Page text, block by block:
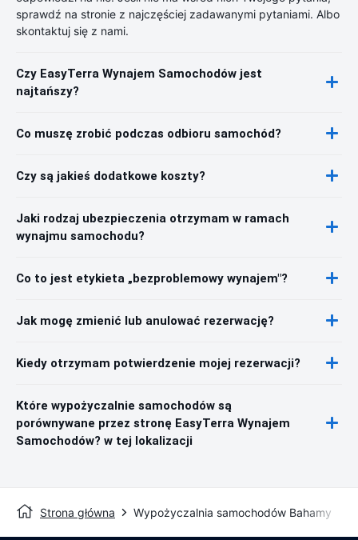
sprawdź na stronie z najczęściej zadawanymi pytaniami. Albo
skontaktuj się z nami.
Czy EasyTerra Wynajem Samochodów jest
najtańszy?
Co muszę zrobić podczas odbioru samochód?
Czy są jakieś dodatkowe koszty?
Jaki rodzaj ubezpieczenia otrzymam w ramach
wynajmu samochodu?
Co to jest etykieta „bezproblemowy wynajem"?
Jak mogę zmienić lub anulować rezerwację?
Kiedy otrzymam potwierdzenie mojej rezerwacji?
Które wypożyczalnie samochodów są
porównywane przez stronę EasyTerra Wynajem
Samochodów? w tej lokalizacji
Strona główna Wypożyczalnia samochodów Bahamy